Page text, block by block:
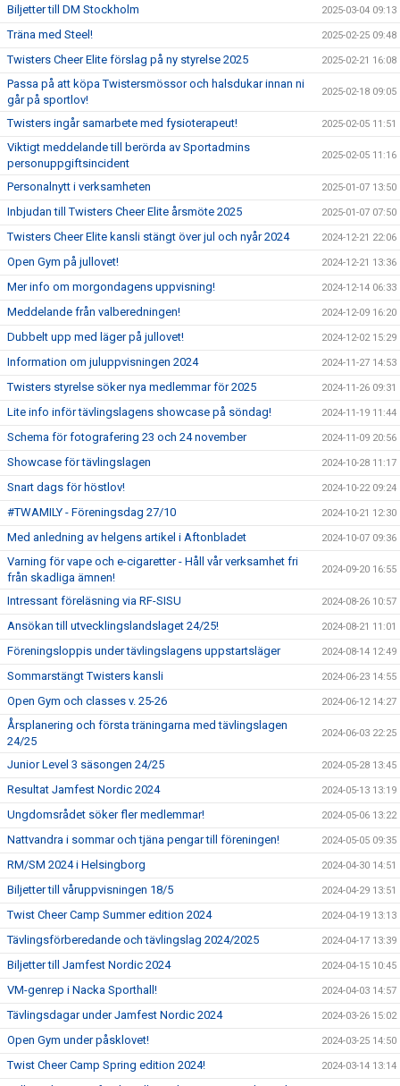
Biljetter till DM Stockholm 2025-03-04 09:13
Träna med Steel! 2025-02-25 09:48
Twisters Cheer Elite förslag på ny styrelse 2025 2025-02-21 16:08
Passa på att köpa Twistersmössor och halsdukar innan ni
går på sportlov!
2025-02-18 09:05
Twisters ingår samarbete med fysioterapeut! 2025-02-05 11:51
Viktigt meddelande till berörda av Sportadmins
personuppgiftsincident
2025-02-05 11:16
Personalnytt i verksamheten 2025-01-07 13:50
Inbjudan till Twisters Cheer Elite årsmöte 2025 2025-01-07 07:50
Twisters Cheer Elite kansli stängt över jul och nyår 2024 2024-12-21 22:06
Open Gym på jullovet! 2024-12-21 13:36
Mer info om morgondagens uppvisning! 2024-12-14 06:33
Meddelande från valberedningen! 2024-12-09 16:20
Dubbelt upp med läger på jullovet! 2024-12-02 15:29
Information om juluppvisningen 2024 2024-11-27 14:53
Twisters styrelse söker nya medlemmar för 2025 2024-11-26 09:31
Lite info inför tävlingslagens showcase på söndag! 2024-11-19 11:44
Schema för fotografering 23 och 24 november 2024-11-09 20:56
Showcase för tävlingslagen 2024-10-28 11:17
Snart dags för höstlov! 2024-10-22 09:24
#TWAMILY - Föreningsdag 27/10 2024-10-21 12:30
Med anledning av helgens artikel i Aftonbladet 2024-10-07 09:36
Varning för vape och e-cigaretter - Håll vår verksamhet fri
från skadliga ämnen!
2024-09-20 16:55
Intressant föreläsning via RF-SISU 2024-08-26 10:57
Ansökan till utvecklingslandslaget 24/25! 2024-08-21 11:01
Föreningsloppis under tävlingslagens uppstartsläger 2024-08-14 12:49
Sommarstängt Twisters kansli 2024-06-23 14:55
Open Gym och classes v. 25-26 2024-06-12 14:27
Årsplanering och första träningarna med tävlingslagen
24/25
2024-06-03 22:25
Junior Level 3 säsongen 24/25 2024-05-28 13:45
Resultat Jamfest Nordic 2024 2024-05-13 13:19
Ungdomsrådet söker fler medlemmar! 2024-05-06 13:22
Nattvandra i sommar och tjäna pengar till föreningen! 2024-05-05 09:35
RM/SM 2024 i Helsingborg 2024-04-30 14:51
Biljetter till våruppvisningen 18/5 2024-04-29 13:51
Twist Cheer Camp Summer edition 2024 2024-04-19 13:13
Tävlingsförberedande och tävlingslag 2024/2025 2024-04-17 13:39
Biljetter till Jamfest Nordic 2024 2024-04-15 10:45
VM-genrep i Nacka Sporthall! 2024-04-03 14:57
Tävlingsdagar under Jamfest Nordic 2024 2024-03-26 15:02
Open Gym under påsklovet! 2024-03-25 14:50
Twist Cheer Camp Spring edition 2024! 2024-03-14 13:14